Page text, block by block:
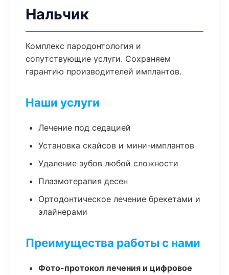
Нальчик
Комплекс пародонтология и
сопутствующие услуги. Сохраняем
гарантию производителей имплантов.
Наши услуги
Лечение под седацией
Установка скайсов и мини-имплантов
Удаление зубов любой сложности
Плазмотерапия десен
Ортодонтическое лечение брекетами и
элайнерами
Преимущества работы с нами
Фото-протокол лечения и цифровое